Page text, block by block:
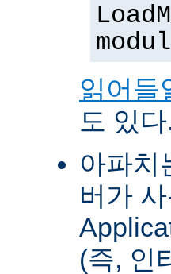
읽어들
도 있
아파치
버가
(즉, 인